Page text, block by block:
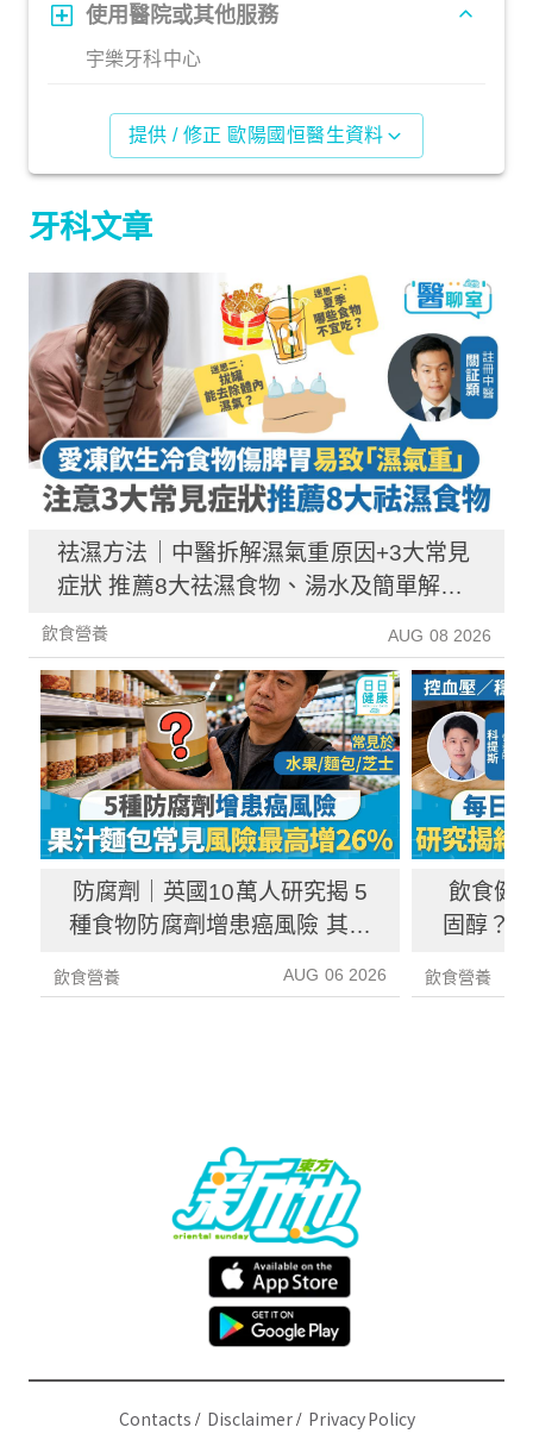
使用醫院或其他服務
宇樂牙科中心
提供 / 修正 歐陽國恒醫生資料
牙科文章
祛濕方法｜中醫拆解濕氣重原因+3大常見
症狀 推薦8大祛濕食物、湯水及簡單解決
方法！
飲食營養 AUG 08 2026
防腐劑｜英國10萬人研究揭 5
種食物防腐劑增患癌風險 其中
飲食營養 AUG 06 2026
飲食健
固醇？
飲食營養